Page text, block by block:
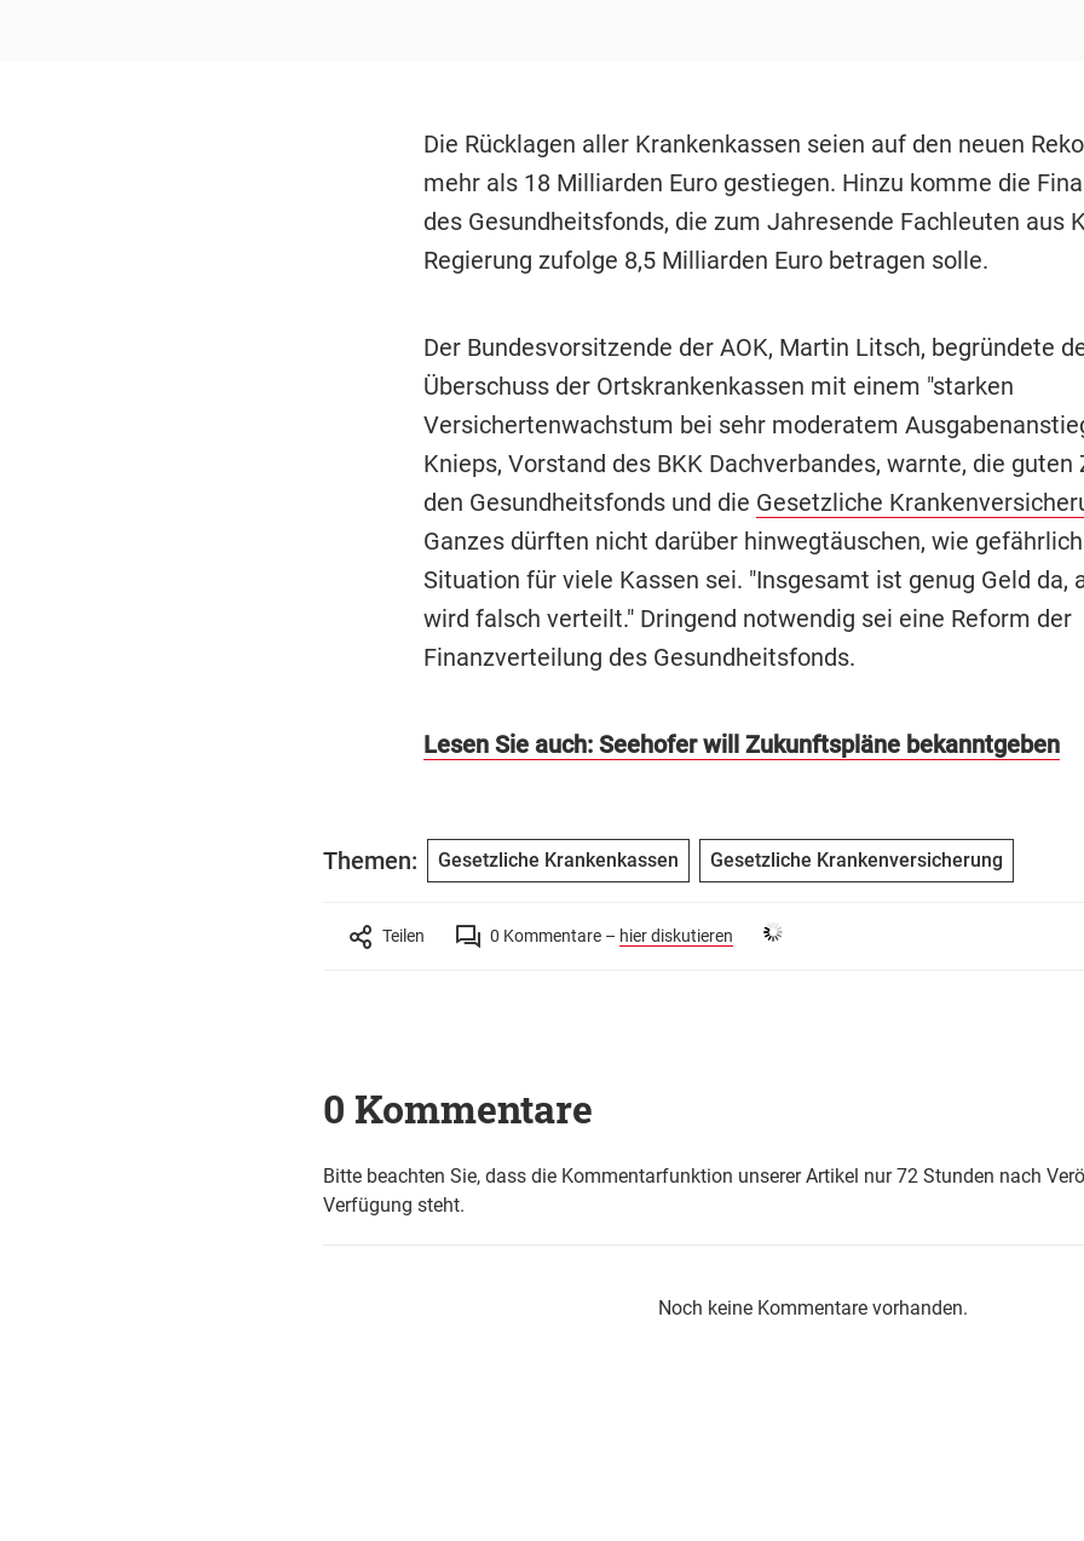
Die Rücklagen aller Krankenkassen seien auf den neuen
mehr als 18 Milliarden Euro gestiegen. Hinzu komme die
des Gesundheitsfonds, die zum Jahresende Fachleuten aus
Regierung zufolge 8,5 Milliarden Euro betragen solle.
Der Bundesvorsitzende der AOK, Martin Litsch, begründete
Überschuss der Ortskrankenkassen mit einem "starken
Versichertenwachstum bei sehr moderatem
Knieps, Vorstand des BKK Dachverbandes, warnte, die guten
den Gesundheitsfonds und die Gesetzliche
Ganzes dürften nicht darüber hinwegtäuschen, wie
Situation für viele Kassen sei. "Insgesamt ist genug Geld da,
wird falsch verteilt." Dringend notwendig sei eine Reform der
Finanzverteilung des Gesundheitsfonds.
Lesen Sie auch: Seehofer will Zukunftspläne bekanntgeben
Themen: Gesetzliche Krankenkassen Gesetzliche Krankenversicherung
Teilen 0 Kommentare – hier diskutieren
0 Kommentare
Bitte beachten Sie, dass die Kommentarfunktion unserer Artikel nur 72 Stunden nach
Verfügung steht.
Noch keine Kommentare vorhanden.